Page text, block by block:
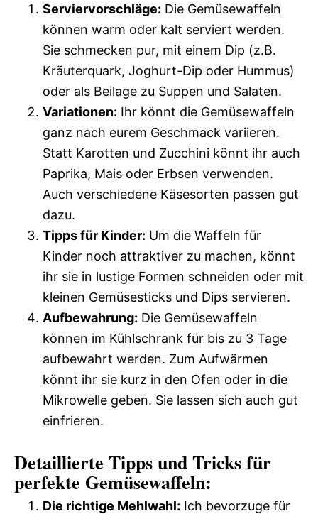
Serviervorschläge: Die Gemüsewaffeln
können warm oder kalt serviert werden.
Sie schmecken pur, mit einem Dip (z.B.
Kräuterquark, Joghurt-Dip oder Hummus)
oder als Beilage zu Suppen und Salaten.
Variationen: Ihr könnt die Gemüsewaffeln
ganz nach eurem Geschmack variieren.
Statt Karotten und Zucchini könnt ihr auch
Paprika, Mais oder Erbsen verwenden.
Auch verschiedene Käsesorten passen gut
dazu.
Tipps für Kinder: Um die Waffeln für
Kinder noch attraktiver zu machen, könnt
ihr sie in lustige Formen schneiden oder mit
kleinen Gemüsesticks und Dips servieren.
Aufbewahrung: Die Gemüsewaffeln
können im Kühlschrank für bis zu 3 Tage
aufbewahrt werden. Zum Aufwärmen
könnt ihr sie kurz in den Ofen oder in die
Mikrowelle geben. Sie lassen sich auch gut
einfrieren.
Detaillierte Tipps und Tricks für
perfekte Gemüsewaffeln:
Die richtige Mehlwahl: Ich bevorzuge für